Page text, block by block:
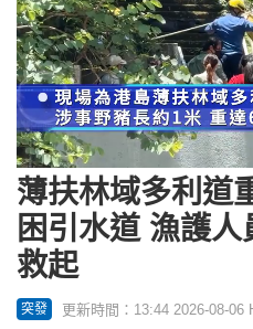
Unmute
薄扶林域多利道
困引水道 漁護
救起
突發 更新時間：13:44 2026-08-06